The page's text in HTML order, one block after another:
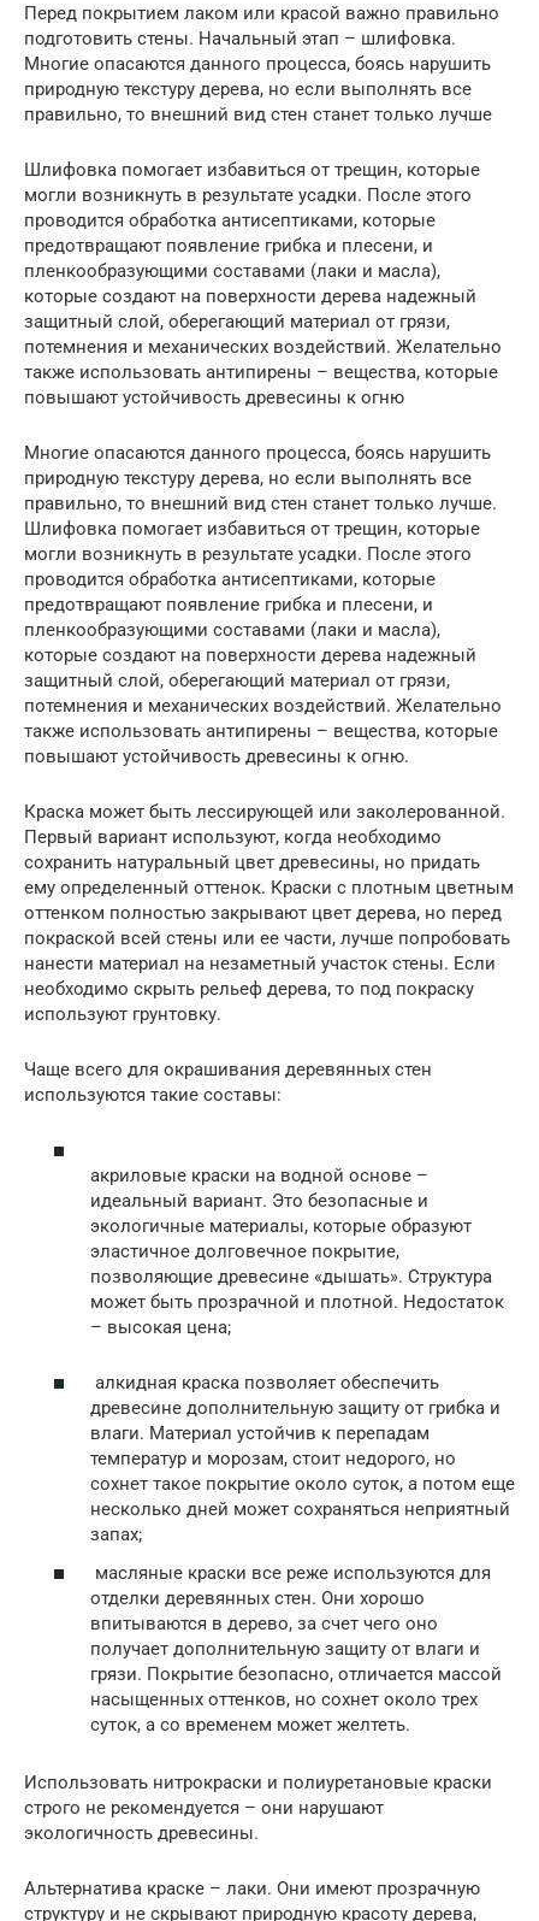
Перед покрытием лаком или красой важно правильно
подготовить стены. Начальный этап – шлифовка.
Многие опасаются данного процесса, боясь нарушить
природную текстуру дерева, но если выполнять все
правильно, то внешний вид стен станет только лучше
Шлифовка помогает избавиться от трещин, которые
могли возникнуть в результате усадки. После этого
проводится обработка антисептиками, которые
предотвращают появление грибка и плесени, и
пленкообразующими составами (лаки и масла),
которые создают на поверхности дерева надежный
защитный слой, оберегающий материал от грязи,
потемнения и механических воздействий. Желательно
также использовать антипирены – вещества, которые
повышают устойчивость древесины к огню
Многие опасаются данного процесса, боясь нарушить
природную текстуру дерева, но если выполнять все
правильно, то внешний вид стен станет только лучше.
Шлифовка помогает избавиться от трещин, которые
могли возникнуть в результате усадки. После этого
проводится обработка антисептиками, которые
предотвращают появление грибка и плесени, и
пленкообразующими составами (лаки и масла),
которые создают на поверхности дерева надежный
защитный слой, оберегающий материал от грязи,
потемнения и механических воздействий. Желательно
также использовать антипирены – вещества, которые
повышают устойчивость древесины к огню.
Краска может быть лессирующей или заколерованной.
Первый вариант используют, когда необходимо
сохранить натуральный цвет древесины, но придать
ему определенный оттенок. Краски с плотным цветным
оттенком полностью закрывают цвет дерева, но перед
покраской всей стены или ее части, лучше попробовать
нанести материал на незаметный участок стены. Если
необходимо скрыть рельеф дерева, то под покраску
используют грунтовку.
Чаще всего для окрашивания деревянных стен
используются такие составы:
акриловые краски на водной основе –
идеальный вариант. Это безопасные и
экологичные материалы, которые образуют
эластичное долговечное покрытие,
позволяющие древесине «дышать». Структура
может быть прозрачной и плотной. Недостаток
– высокая цена;
алкидная краска позволяет обеспечить
древесине дополнительную защиту от грибка и
влаги. Материал устойчив к перепадам
температур и морозам, стоит недорого, но
сохнет такое покрытие около суток, а потом еще
несколько дней может сохраняться неприятный
запах;
масляные краски все реже используются для
отделки деревянных стен. Они хорошо
впитываются в дерево, за счет чего оно
получает дополнительную защиту от влаги и
грязи. Покрытие безопасно, отличается массой
насыщенных оттенков, но сохнет около трех
суток, а со временем может желтеть.
Использовать нитрокраски и полиуретановые краски
строго не рекомендуется – они нарушают
экологичность древесины.
Альтернатива краске – лаки. Они имеют прозрачную
структуру и не скрывают природную красоту дерева,